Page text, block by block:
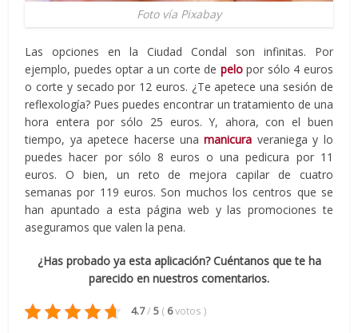
Foto vía Pixabay
Las opciones en la Ciudad Condal son infinitas. Por
ejemplo, puedes optar a un corte de pelopor sólo 4 euros
o corte y secado por 12 euros. ¿Te apetece una sesión de
reflexología? Pues puedes encontrar un tratamiento de una
hora entera por sólo 25 euros. Y, ahora, con el buen
tiempo, ya apetece hacerse unamanicura veraniega y lo
puedes hacer por sólo 8 euros o una pedicura por 11
euros. O bien, un reto de mejora capilar de cuatro
semanas por 119 euros. Son muchos los centros que se
han apuntado a esta página web y las promociones te
aseguramos que valen la pena.
¿Has probado ya esta aplicación? Cuéntanos que te ha
parecido en nuestros comentarios.
4.7/ 5 ( 6votos )